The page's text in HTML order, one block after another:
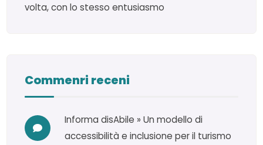
volta, con lo stesso entusiasmo
Commenri receni
Informa disAbile » Un modello di
accessibilità e inclusione per il turismo